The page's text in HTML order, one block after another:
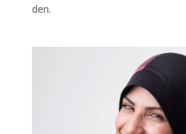
den.